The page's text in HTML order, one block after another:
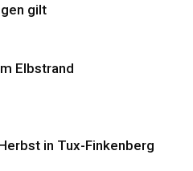
gilt
Elbstrand
in Tux-Finkenberg